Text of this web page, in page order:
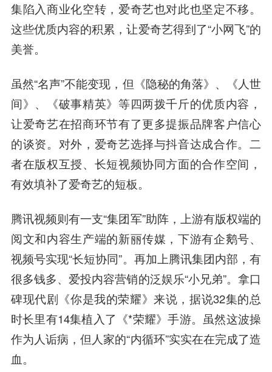
集陷入商业化空转，爱奇艺也对此也坚定不移。
这些优质内容的积累，让爱奇艺得到了“小网飞”的
美誉。
虽然“名声”不能变现，但《隐秘的角落》、《人世
间》、《破事精英》等四两拨千斤的优质内容，
让爱奇艺在招商环节有了更多提振品牌客户信心
的谈资。对外，爱奇艺选择与抖音达成合作。二
者在版权互授、长短视频协同方面的合作空间，
有效填补了爱奇艺的短板。
腾讯视频则有一支“集团军”助阵，上游有版权端的
阅文和内容生产端的新丽传媒，下游有企鹅号、
视频号实现“长短协同”。再加上腾讯集团内部，有
很多钱多、爱投内容营销的泛娱乐“小兄弟”。拿口
碑现代剧《你是我的荣耀》来说，据说32集的总
时长里有14集植入了《*荣耀》手游。虽然这波操
作为人诟病，但人家的“内循环”实实在在完成了造
血。